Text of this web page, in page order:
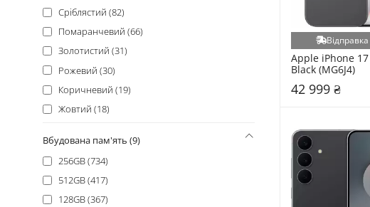
Asus (5)
Cubot (5)
Sharp (3)
Sigma (3)
CAT (2)
Huawei (2)
Gigaset (1)
Hotwav (1)
Сріблястий (82)
Помаранчевий (66)
Золотистий (31)
Рожевий (30)
Коричневий (19)
Жовтий (18)
Бежевий (11)
Різнобарвний (7)
Молочний (4)
Вбудована пам'ять (9)
256GB (734)
512GB (417)
128GB (367)
Apple iPhone 17
Black (MG6J4)
42 999 ₴